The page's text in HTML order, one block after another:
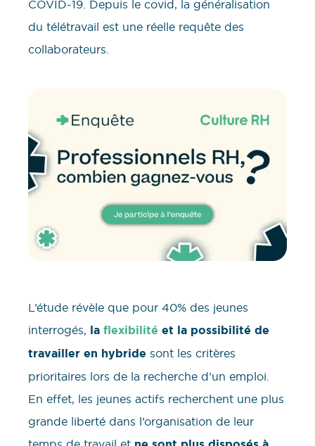
COVID-19. Depuis le covid, la généralisation
du télétravail est une réelle requête des
collaborateurs.
L’étude révèle que pour 40% des jeunes
interrogés, la flexibilité et la possibilité de
travailler en hybride sont les critères
prioritaires lors de la recherche d’un emploi.
En effet, les jeunes actifs recherchent une plus
grande liberté dans l’organisation de leur